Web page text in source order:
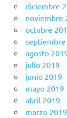
diciembre
noviembre
octubre
septiembre
agosto
julio 2019
junio 2019
mayo 2019
abril 2019
marzo 2019